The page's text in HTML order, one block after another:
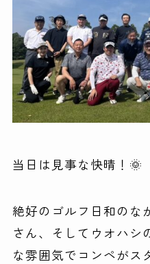
当日は見事な快晴！🌞
絶好のゴルフ日和のな
さん、そしてウオハシ
な雰囲気でコンペがス